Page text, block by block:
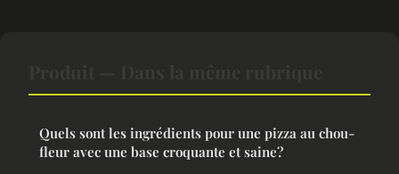
Quels sont les ingrédients pour une pizza au chou-
fleur avec une base croquante et saine?